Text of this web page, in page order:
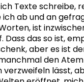
Texte schreibe,
ich ab und an
ist
das so ist,
aber es ist
den
verzweifeln lässt,